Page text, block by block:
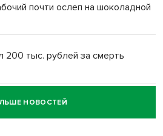
почти ослеп на шоколадной
200 тыс. рублей за смерть
водителя за смерть
НОВОСТЕЙ